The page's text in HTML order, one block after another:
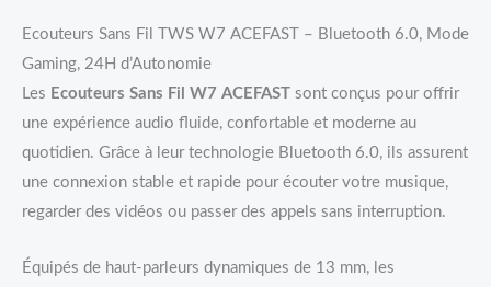
Ecouteurs Sans Fil TWS W7 ACEFAST – Bluetooth 6.0, Mode
Gaming, 24H d’Autonomie
Les Ecouteurs Sans Fil W7 ACEFAST sont conçus pour offrir
une expérience audio fluide, confortable et moderne au
quotidien. Grâce à leur technologie Bluetooth 6.0, ils assurent
une connexion stable et rapide pour écouter votre musique,
regarder des vidéos ou passer des appels sans interruption.
Équipés de haut-parleurs dynamiques de 13 mm, les